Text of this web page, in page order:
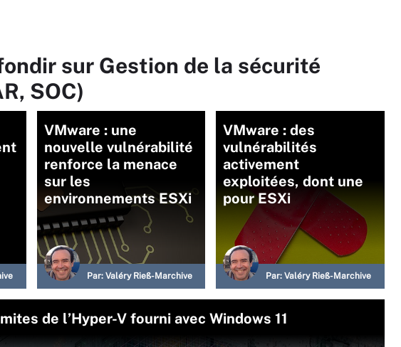
sur Gestion de la sécurité
SOC)
VMware : une
nouvelle vulnérabilité
renforce la menace
sur les
environnements ESXi
Par: Valéry Rieß-Marchive
VMware : des
vulnérabilités
activement
exploitées, dont une
pour ESXi
Par:Valéry Rieß-Marchive
de l’Hyper-V fourni avec Windows 11